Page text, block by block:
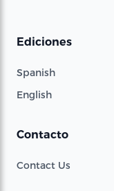
Ediciones
Spanish
English
Contacto
Contact Us